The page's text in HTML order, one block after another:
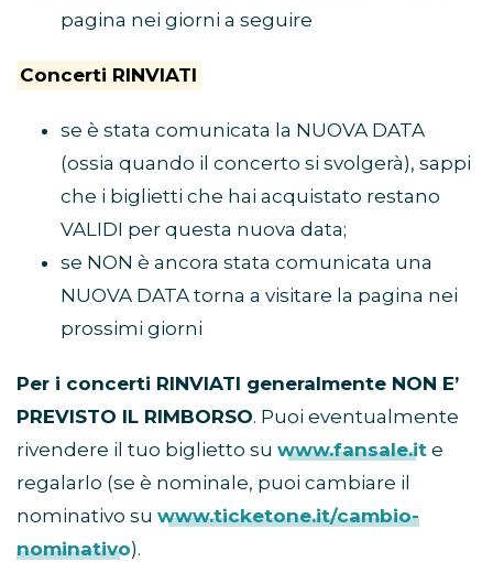
pagina nei giorni a seguire
Concerti RINVIATI
se è stata comunicata la NUOVA DATA
(ossia quando il concerto si svolgerà), sappi
che i biglietti che hai acquistato restano
VALIDI per questa nuova data;
se NON è ancora stata comunicata una
NUOVA DATA torna a visitare la pagina nei
prossimi giorni
Per i concerti RINVIATI generalmente NON E’
PREVISTO IL RIMBORSO. Puoi eventualmente
rivendere il tuo biglietto su www.fansale.it e
regalarlo (se è nominale, puoi cambiare il
nominativo su www.ticketone.it/cambio-
nominativo).